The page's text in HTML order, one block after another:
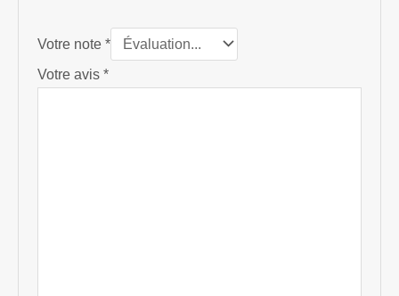
Votre note*
Votre avis*